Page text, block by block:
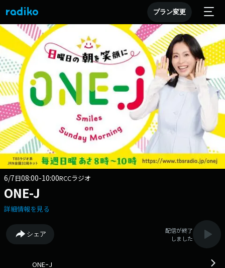
プラン変更
6/7日08:00-10:00RCCラジオ
ONE-J
詳細情報を見る
シェア
配信が終了
しました
ONEｰJ